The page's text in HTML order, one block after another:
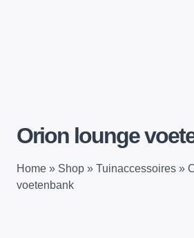
Orion lounge
Home » Shop » Tuinaccessoires »
voetenbank